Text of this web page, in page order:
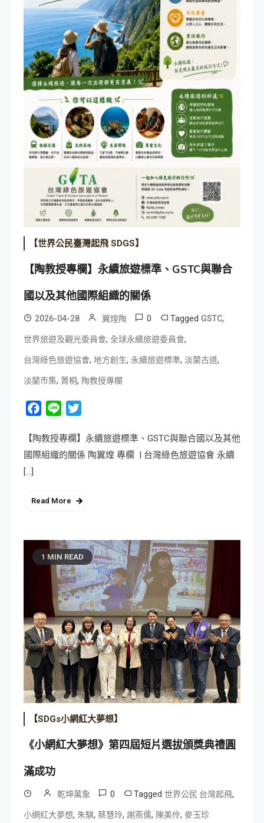
【世界公民臺灣起飛 SDGS】
【陶教授專欄】永續旅遊標準、GSTC與聯合
國以及其他國際組織的關係
2026-04-28 翼煌陶 0 Tagged GSTC,
世界旅遊及觀光委員會, 全球永續旅遊委員會,
台灣綠色旅遊協會, 地方創生, 永續旅遊標準, 淡蘭古道,
淡蘭市集, 菁桐, 陶教授專欄
Facebook
Line
【陶教授專欄】永續旅遊標準、GSTC與聯合國以及其他
國際組織的關係 陶翼煌 專欄 | 台灣綠色旅遊協會 永續
[…]
Read More
1 MIN READ
【SDGs小網紅大夢想】
《小網紅大夢想》第四屆短片選拔頒獎典禮圓
滿成功
乾坤萬象 0 Tagged 世界公民 台灣起飛,
小網紅大夢想, 朱騏, 蔡慧玲, 謝燕儒, 陳美伶, 麥玉珍